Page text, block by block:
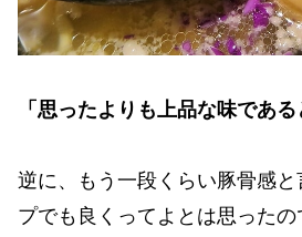
「思ったよりも上品な味である
逆に、もう一段くらい豚骨感
プでも良くってよとは思った